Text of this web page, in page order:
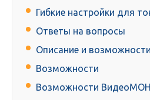
Гибкие настройки для
Ответы на вопросы
Описание и возможности
Возможности
Возможности